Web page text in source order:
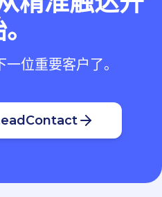
位重要客户了。